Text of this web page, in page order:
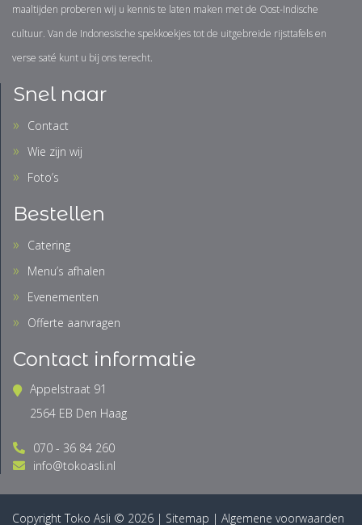
maaltijden proberen wij u kennis te laten maken met de Oost-Indische
cultuur. Van de Indonesische spekkoekjes tot de uitgebreide rijsttafels en
verse saté kunt u bij ons terecht.
Snel naar
Contact
Wie zijn wij
Foto’s
Bestellen
Catering
Menu’s afhalen
Evenementen
Offerte aanvragen
Contact informatie
Appelstraat 91
2564 EB Den Haag
070 - 36 84 260
info@tokoasli.nl
Copyright Toko Asli © 2026 | Sitemap | Algemene voorwaarden